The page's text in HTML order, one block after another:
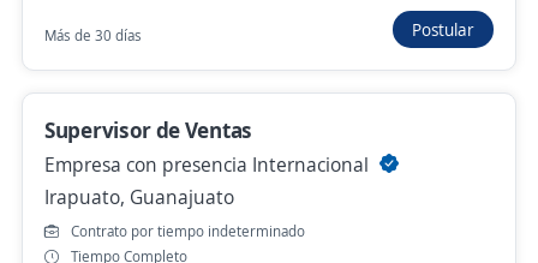
Anterior
Nuevas ofertas de empleo
Más de 30 días Postular
Supervisor de Ventas
Empresa con presencia Internacional
Irapuato, Guanajuato
Contrato por tiempo indeterminado
Tiempo Completo